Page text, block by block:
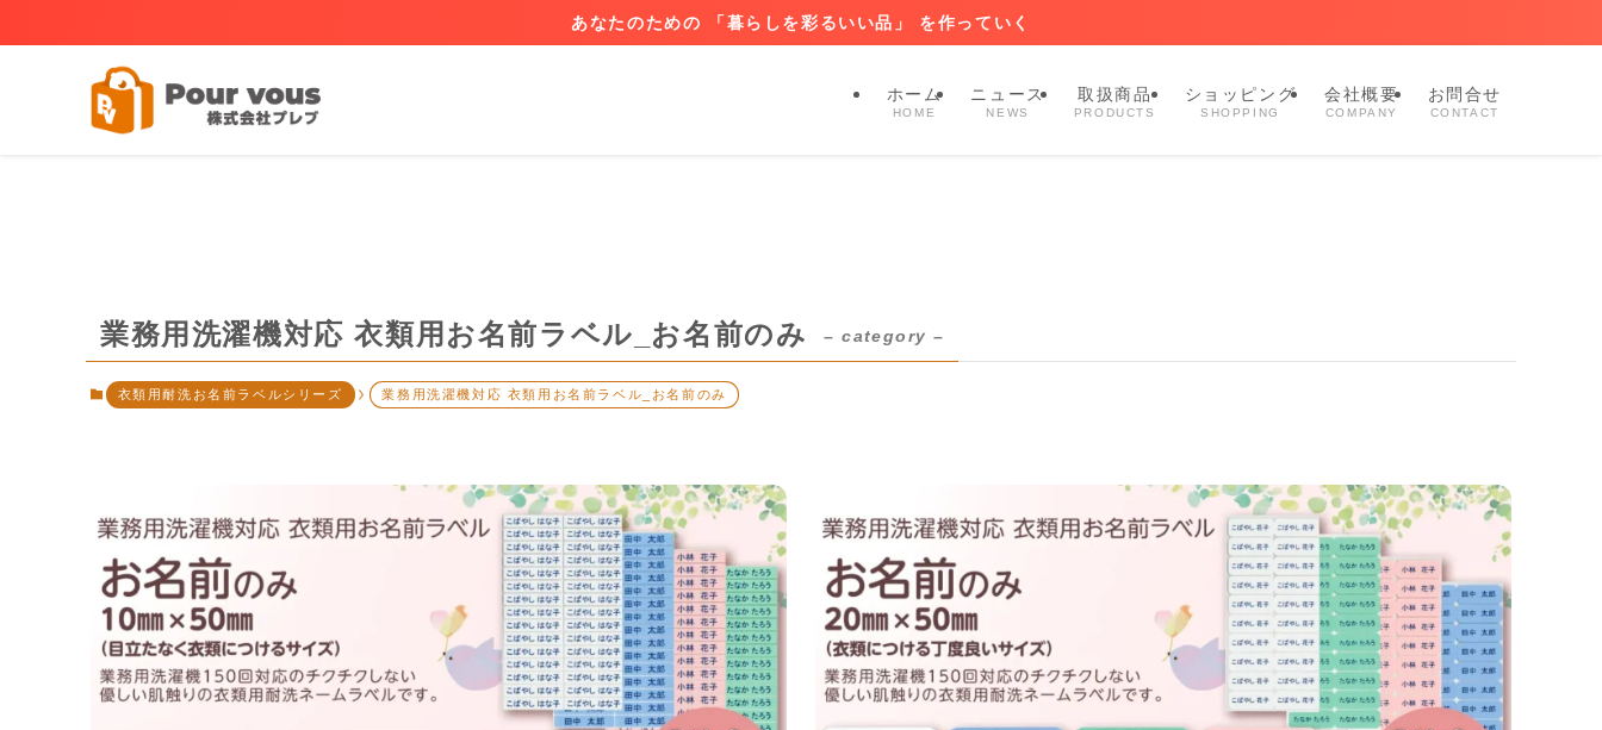
あなたのための 「暮らしを彩るいい品」 を作っていく
ホーム
HOME
ニュース
NEWS
取扱商品
PRODUCTS
ショッピング
SHOPPING
会社概要
COMPANY
お問合せ
CONTACT
業務用洗濯機対応 衣類用お名前ラベル_お名前のみ – category –
衣類用耐洗お名前ラベルシリーズ 業務用洗濯機対応 衣類用お名前ラベル_お名前のみ